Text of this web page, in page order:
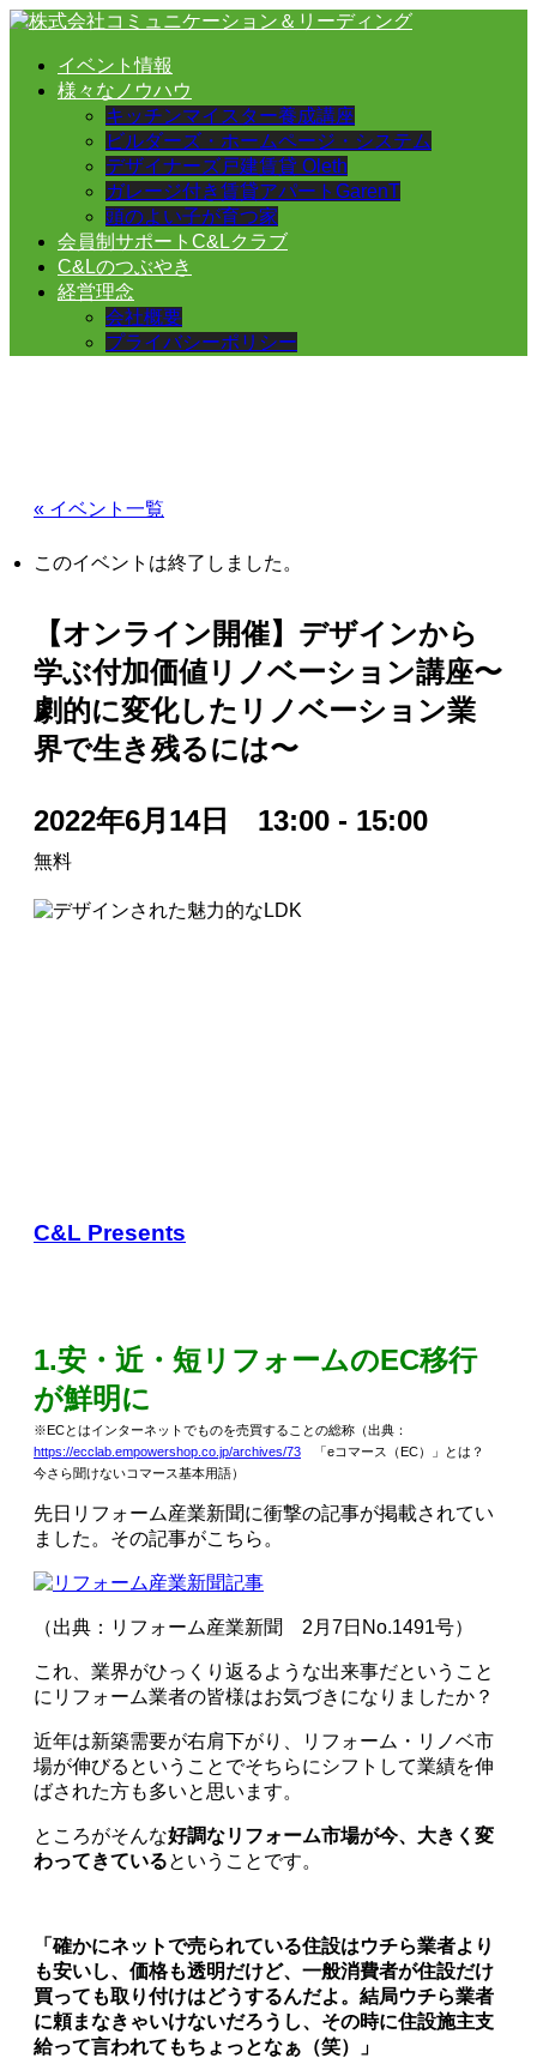
イベント情報
様々なノウハウ
キッチンマイスター養成講座
ビルダーズ・ホームページ・システム
デザイナーズ戸建賃貸 Oleth
ガレージ付き賃貸アパートGarenT
頭のよい子が育つ家
会員制サポートC&Lクラブ
C&Lのつぶやき
経営理念
会社概要
プライバシーポリシー
« イベント一覧
このイベントは終了しました。
【オンライン開催】デザインから
学ぶ付加価値リノベーション講座〜
劇的に変化したリノベーション業
界で生き残るには〜
2022年6月14日 13:00 - 15:00
無料
C&L Presents
1.安・近・短リフォームのEC移行
が鮮明に
※ECとはインターネットでものを売買することの総称 （出典：
https://ecclab.empowershop.co.jp/archives/73 「eコマース（EC）」とは？
今さら聞けないコマース基本用語）
先日リフォーム産業新聞に衝撃の記事が掲載されてい
ました。その記事がこちら。
（出典：リフォーム産業新聞 2月7日No.1491号）
これ、業界がひっくり返るような出来事だということ
にリフォーム業者の皆様はお気づきになりましたか？
近年は新築需要が右肩下がり、リフォーム・リノベ市
場が伸びるということでそちらにシフトして業績を伸
ばされた方も多いと思います。
ところがそんな好調なリフォーム市場が今、大きく変
わってきているということです。
「確かにネットで売られている住設はウチら業者より
も安いし、価格も透明だけど、一般消費者が住設だけ
買っても取り付けはどうするんだよ。結局ウチら業者
に頼まなきゃいけないだろうし、その時に住設施主支
給って言われてもちょっとなぁ（笑）」